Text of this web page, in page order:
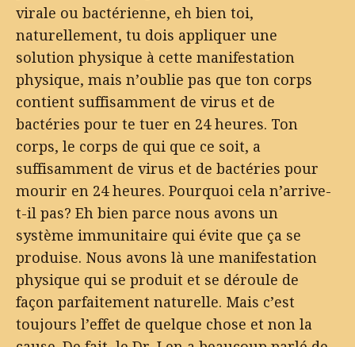
virale ou bactérienne, eh bien toi,
naturellement, tu dois appliquer une
solution physique à cette manifestation
physique, mais n’oublie pas que ton corps
contient suffisamment de virus et de
bactéries pour te tuer en 24 heures. Ton
corps, le corps de qui que ce soit, a
suffisamment de virus et de bactéries pour
mourir en 24 heures. Pourquoi cela n’arrive-
t-il pas? Eh bien parce nous avons un
système immunitaire qui évite que ça se
produise. Nous avons là une manifestation
physique qui se produit et se déroule de
façon parfaitement naturelle. Mais c’est
toujours l’effet de quelque chose et non la